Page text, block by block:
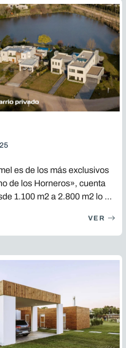
es de los más exclusivos
de los Horneros», cuenta
1.100 m2 a 2.800 m2 lo ...
VER